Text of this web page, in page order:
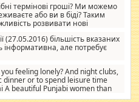
термінові гроші? Ми можемо
або ви в біді? Таким
розвивати нові
дати їм шанс. Кожен
влада не зможе, вони
нема багато суми, і зрілість
нічого іншого. Не чекайте і не
яку ви хочете подати, і ми
зв'яжіться з нами
Вам потрібні термінові
(27.05.2016) більшість вказаних
інформативна, але потребує
feeling lonely? And night clubs,
dinner or to spend leisure time
A beautiful Punjabi women than
you guys feel like 5 star luxury